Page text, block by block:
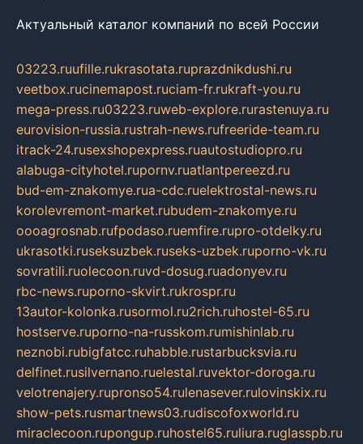
Актуальный каталог компаний по всей России
03223.ruufille.rukrasotata.ruprazdnikdushi.ru
veetbox.rucinemapost.ruciam-fr.rukraft-you.ru
mega-press.ru03223.ruweb-explore.rurastenuya.ru
eurovision-russia.rustrah-news.rufreeride-team.ru
itrack-24.rusexshopexpress.ruautostudiopro.ru
alabuga-cityhotel.rupornv.ruatlantpereezd.ru
bud-em-znakomye.rua-cdc.ruelektrostal-news.ru
korolevremont-market.rubudem-znakomye.ru
oooagrosnab.rufpodaso.ruemfire.rupro-otdelky.ru
ukrasotki.ruseksuzbek.ruseks-uzbek.ruporno-vk.ru
sovratili.ruolecoon.ruvd-dosug.ruadonyev.ru
rbc-news.ruporno-skvirt.rukrospr.ru
13autor-kolonka.rusormol.ru2rich.ruhostel-65.ru
hostserve.ruporno-na-russkom.rumishinlab.ru
neznobi.rubigfatcc.ruhabble.rustarbucksvia.ru
delfinet.rusilvernano.ruelestal.ruvektor-doroga.ru
velotrenajery.rupronso54.rulenasever.rulovinskix.ru
show-pets.rusmartnews03.rudiscofoxworld.ru
miraclecoon.rupongup.ruhostel65.ruliura.ruglasspb.ru